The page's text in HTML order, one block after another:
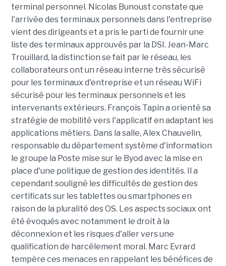
terminal personnel. Nicolas Bunoust constate que
l'arrivée des terminaux personnels dans l'entreprise
vient des dirigeants et a pris le parti de fournir une
liste des terminaux approuvés par la DSI. Jean-Marc
Trouillard, la distinction se fait par le réseau, les
collaborateurs ont un réseau interne très sécurisé
pour les terminaux d'entreprise et un réseau WiFi
sécurisé pour les terminaux personnels et les
intervenants extérieurs. François Tapin a orienté sa
stratégie de mobilité vers l'applicatif en adaptant les
applications métiers. Dans la salle, Alex Chauvelin,
responsable du département système d'information
le groupe la Poste mise sur le Byod avec la mise en
place d'une politique de gestion des identités. Il a
cependant souligné les difficultés de gestion des
certificats sur les tablettes ou smartphones en
raison de la pluralité des OS. Les aspects sociaux ont
été évoqués avec notamment le droit à la
déconnexion et les risques d'aller vers une
qualification de harcèlement moral. Marc Evrard
tempère ces menaces en rappelant les bénéfices de